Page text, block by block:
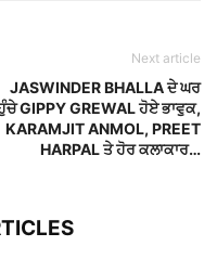
Next article
JASWINDER BHALLA ਦੇ ਘਰ
GIPPY GREWAL ਹੋਏ ਭਾਵੁਕ,
KARAMJIT ANMOL, PREET
HARPAL ਤੇ ਹੋਰ ਕਲਾਕਾਰ…